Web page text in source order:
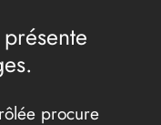
procure